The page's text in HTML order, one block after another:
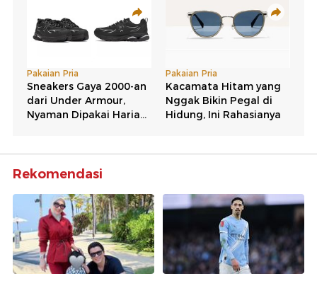
Rekomendasi